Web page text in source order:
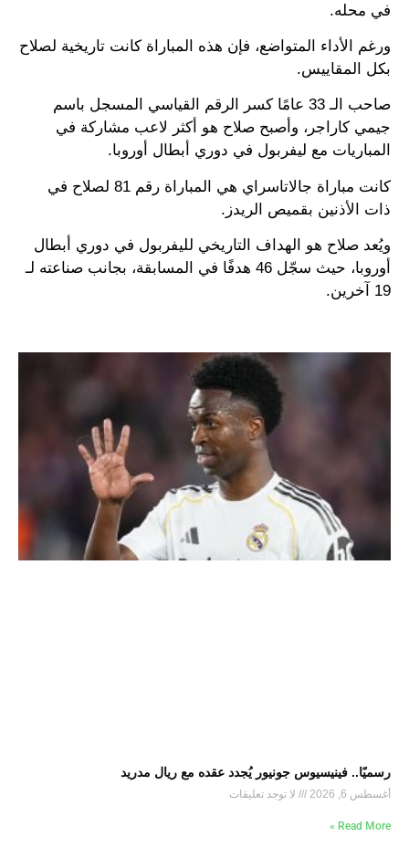
في محله.
ورغم الأداء المتواضع، فإن هذه المباراة كانت تاريخية لصلاح
بكل المقاييس.
صاحب الـ 33 عامًا كسر الرقم القياسي المسجل باسم
جيمي كاراجر، وأصبح صلاح هو أكثر لاعب مشاركة في
المباريات مع ليفربول في دوري أبطال أوروبا.
كانت مباراة جالاتاسراي هي المباراة رقم 81 لصلاح في
ذات الأذنين بقميص الريدز.
ويُعد صلاح هو الهداف التاريخي لليفربول في دوري أبطال
أوروبا، حيث سجّل 46 هدفًا في المسابقة، بجانب صناعته لـ
19 آخرين.
رسميًا.. فينيسيوس جونيور يُجدد عقده مع ريال مدريد
أغسطس 6, 2026 لا توجد تعليقات
Read More »